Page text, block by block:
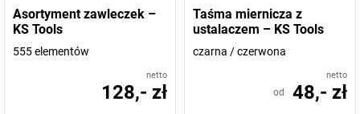
Asortyment zawleczek –
KS Tools
555 elementów
netto
128,- zł
Taśma miernicza z
ustalaczem – KS Tools
czarna / czerwona
netto
od 48,- zł